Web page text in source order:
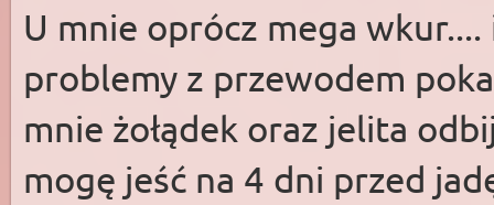
U mnie oprócz mega
problemy z przewodem
mnie żołądek oraz jelita
mogę jeść na 4 dni przed